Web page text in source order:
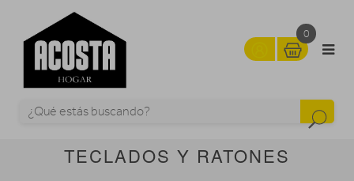
0
TECLADOS Y RATONES